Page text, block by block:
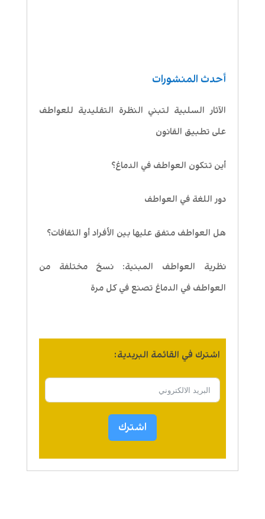
أحدث المنشورات
الآثار السلبية لتبني النظرة التقليدية للعواطف
على تطبيق القانون
أين تتكون العواطف في الدماغ؟
دور اللغة في العواطف
هل العواطف متفق عليها بين الأفراد أو الثقافات؟
نظرية العواطف المبنية: نسخ مختلفة من
العواطف في الدماغ تصنع في كل مرة
اشترك في القائمة البريدية:
اشترك